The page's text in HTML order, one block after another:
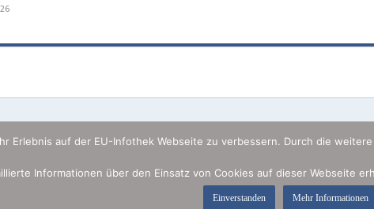
Erlebnis auf der EU-Infothek Webseite zu verbessern. Durch die
Informationen über den Einsatz von Cookies auf dieser Webseite
Einverstanden Mehr Informationen